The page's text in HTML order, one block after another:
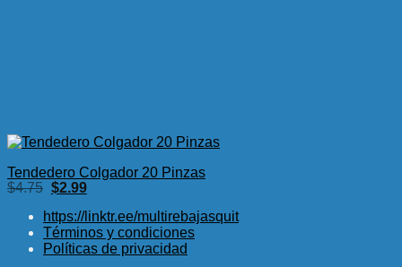
Tendedero Colgador 20 Pinzas
$4.75 El
original
era:
$4.75.
$2.99El
actual
es:
$2.99.
https://linktr.ee/multirebajasquit
Términos y condiciones
Políticas de privacidad